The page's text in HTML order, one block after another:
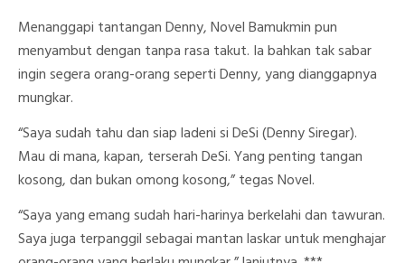
Menanggapi tantangan Denny, Novel Bamukmin pun
menyambut dengan tanpa rasa takut. Ia bahkan tak sabar
ingin segera orang-orang seperti Denny, yang dianggapnya
mungkar.
“Saya sudah tahu dan siap ladeni si DeSi (Denny Siregar).
Mau di mana, kapan, terserah DeSi. Yang penting tangan
kosong, dan bukan omong kosong,” tegas Novel.
“Saya yang emang sudah hari-harinya berkelahi dan tawuran.
Saya juga terpanggil sebagai mantan laskar untuk menghajar